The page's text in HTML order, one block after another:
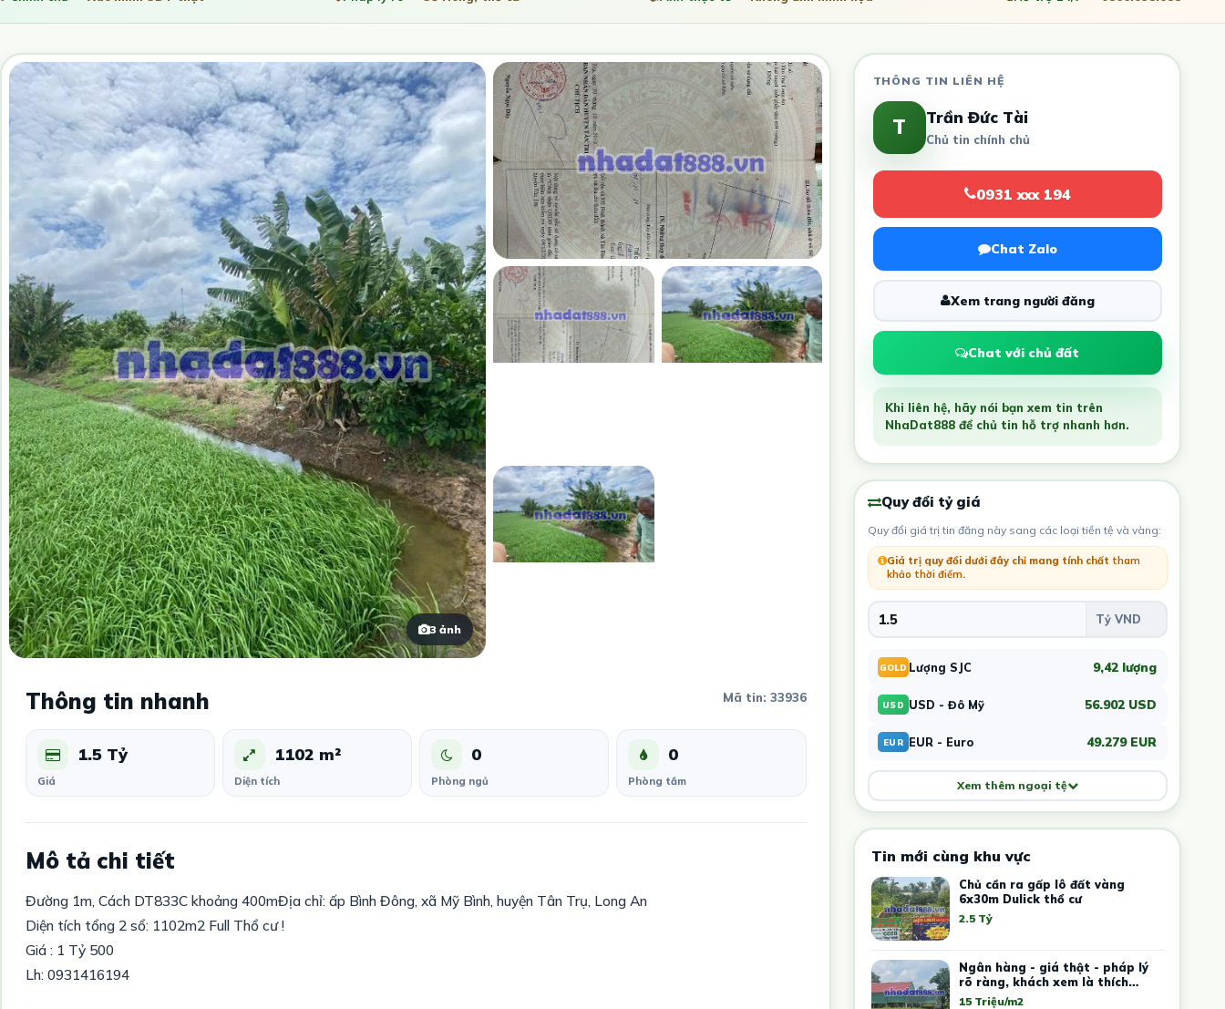
3 ảnh
Thông tin nhanh Mã tin: 33936
1.5 Tỷ
Giá
1102 m²
Diện tích
0
Phòng ngủ
0
Phòng tắm
Mô tả chi tiết
Đường 1m, Cách DT833C khoảng 400mĐịa chỉ: ấp Bình Đông, xã Mỹ Bình, huyện Tân Trụ, Long An
Diện tích tổng 2 sổ: 1102m2 Full Thổ cư !
Giá : 1 Tỷ 500
Lh: 0931416194
THÔNG TIN LIÊN HỆ
T Trần Đức Tài
Chủ tin chính chủ
0931 xxx 194
Chat Zalo
Xem trang người đăng
Chat với chủ đất
Khi liên hệ, hãy nói bạn xem tin trên
NhaDat888 để chủ tin hỗ trợ nhanh hơn.
Quy đổi tỷ giá
Quy đổi giá trị tin đăng này sang các loại tiền tệ và vàng:
Giá trị quy đổi dưới đây chỉ mang tính chất tham
khảo thời điểm.
GOLD Lượng SJC 9,42 lượng
USD USD - Đô Mỹ 56.902 USD
EUR EUR - Euro 49.279 EUR
Xem thêm ngoại tệ
Tin mới cùng khu vực
Chủ cần ra gấp lô đất vàng
6x30m Dulick thổ cư
2.5 Tỷ
Ngân hàng - giá thật - pháp lý
rõ ràng, khách xem là thích
ngay.
15 Triệu/m2